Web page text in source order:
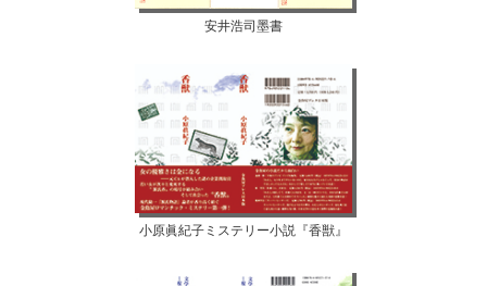
安井浩司墨書
小原眞紀子ミステリー小説『香獣』